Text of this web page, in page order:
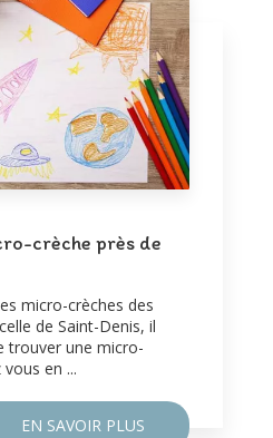
crèche près de
micro-crèches des
de Saint-Denis, il
trouver une micro-
en ...
EN SAVOIR PLUS